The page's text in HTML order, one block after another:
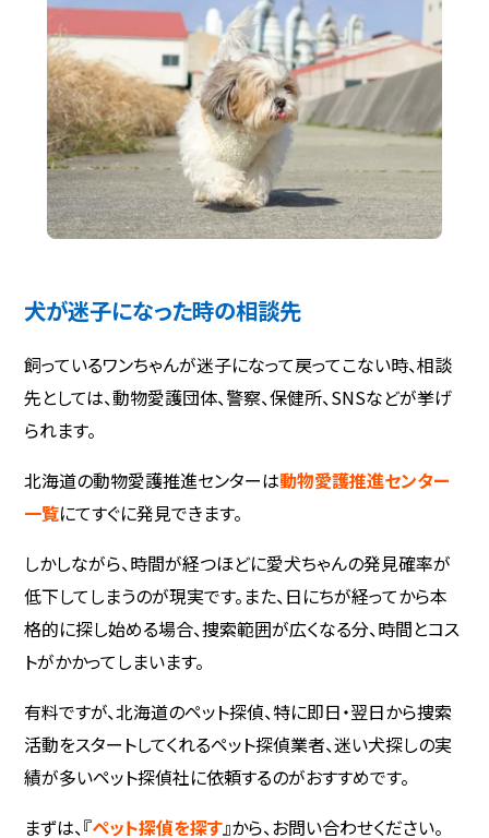
犬が迷子になった時の相談先
飼っているワンちゃんが迷子になって戻ってこない時、相談
先としては、動物愛護団体、警察、保健所、SNSなどが挙げ
られます。
北海道の動物愛護推進センターは動物愛護推進センター
一覧にてすぐに発見できます。
しかしながら、時間が経つほどに愛犬ちゃんの発見確率が
低下してしまうのが現実です。また、日にちが経ってから本
格的に探し始める場合、捜索範囲が広くなる分、時間とコス
トがかかってしまいます。
有料ですが、北海道のペット探偵、特に即日・翌日から捜索
活動をスタートしてくれるペット探偵業者、迷い犬探しの実
績が多いペット探偵社に依頼するのがおすすめです。
まずは、『ペット探偵を探す』から、お問い合わせください。